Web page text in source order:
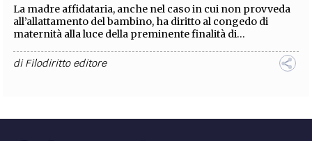
La madre affidataria, anche nel caso in cui non provveda
all’allattamento del bambino, ha diritto al congedo di
maternità alla luce della preminente finalità di...
diFilodiritto editore